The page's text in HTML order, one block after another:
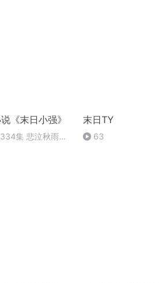
《末日小强》
集 悲泣秋雨伤
末日TY
63